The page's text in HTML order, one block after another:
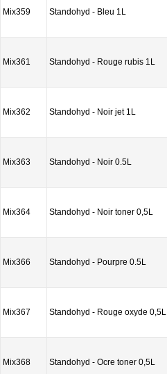
Mix359 Standohyd - Bleu 1L
Mix361 Standohyd - Rouge rubis 1L
Mix362 Standohyd - Noir jet 1L
Mix363 Standohyd - Noir 0.5L
Mix364 Standohyd - Noir toner 0,5L
Mix366 Standohyd - Pourpre 0.5L
Mix367 Standohyd - Rouge oxyde 0,5L
Mix368 Standohyd - Ocre toner 0,5L